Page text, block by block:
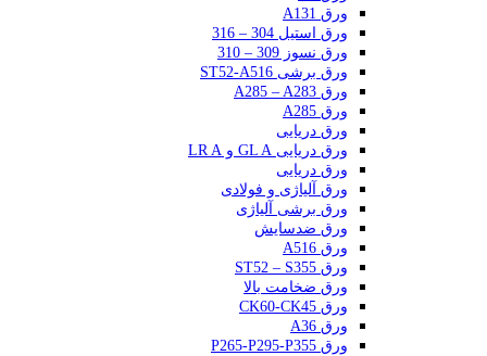
ورق A131
ورق استیل 304 – 316
ورق نسوز 309 – 310
ورق برشی ST52-A516
ورق A285 – A283
ورق A285
ورق دریایی
ورق دریایی GL A و LR A
ورق دریایی
ورق آلیاژی و فولادی
ورق برشی آلیاژی
ورق ضدسایش
ورق A516
ورق ST52 – S355
ورق ضخامت بالا
ورق CK60-CK45
ورق A36
ورق P265-P295-P355